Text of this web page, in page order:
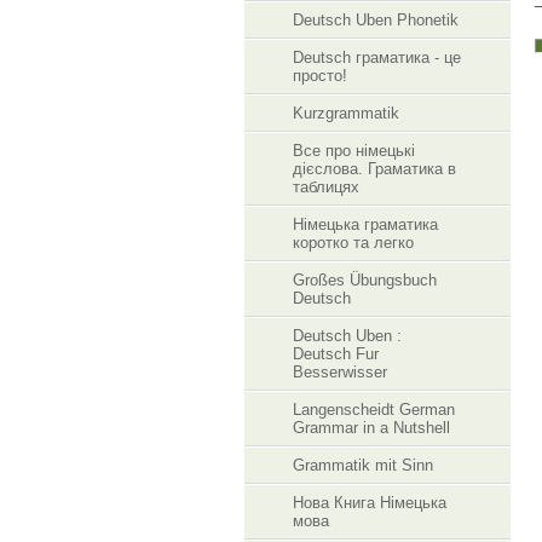
Deutsch Uben Phonetik
Deutsch граматика - це
просто!
Kurzgrammatik
Все про німецькі
дієслова. Граматика в
таблицях
Німецька граматика
коротко та легко
Großes Übungsbuch
Deutsch
Deutsch Uben :
Deutsch Fur
Besserwisser
Langenscheidt German
Grammar in a Nutshell
Grammatik mit Sinn
Нова Книга Німецька
мова